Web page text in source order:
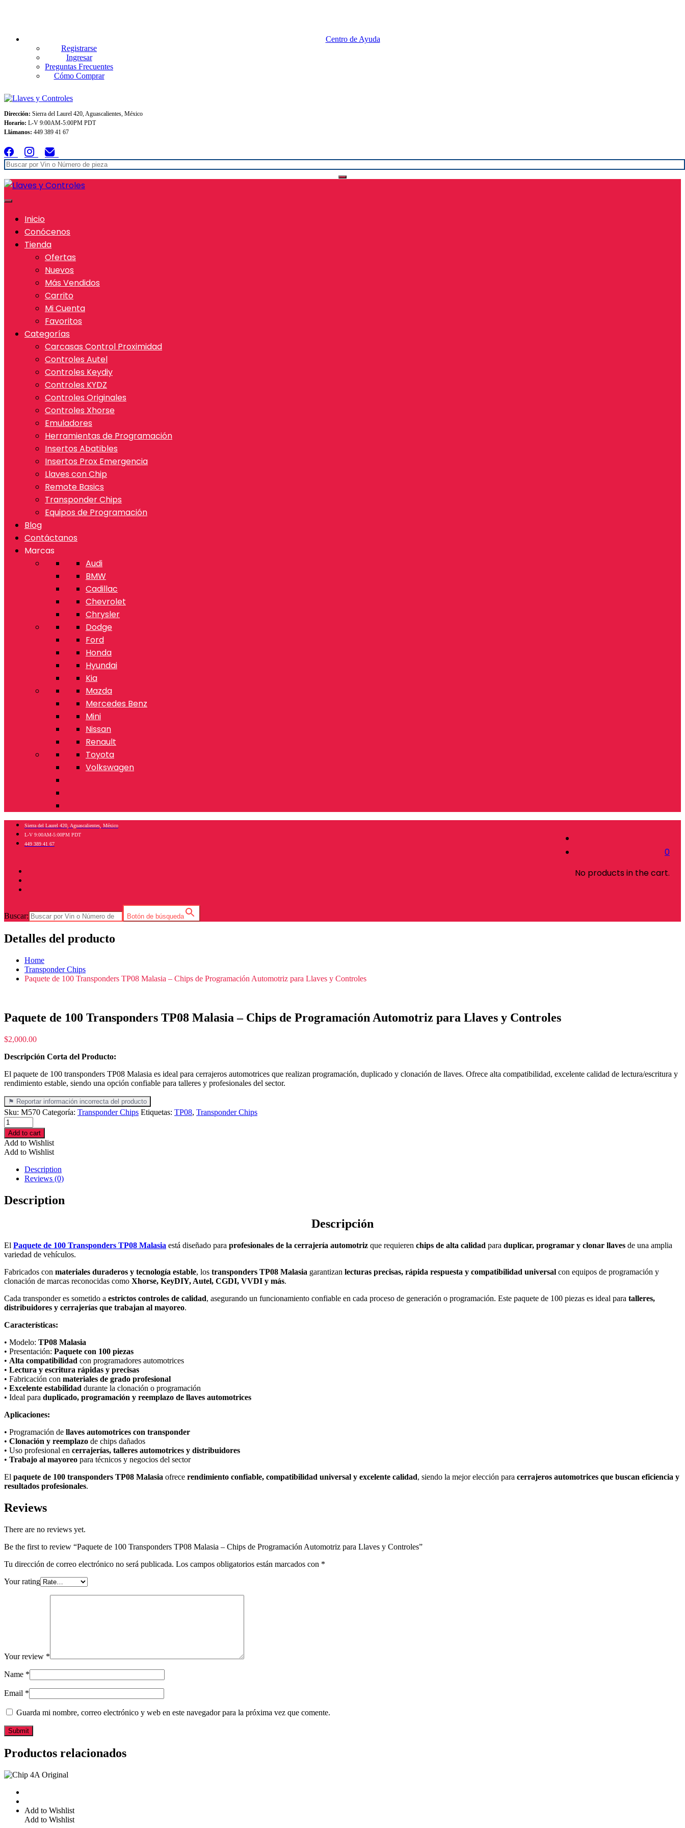
Centro de Ayuda
Registrarse
Ingresar
Preguntas Frecuentes
Cómo Comprar
Dirección: Sierra del Laurel 420, Aguascalientes, México
Horario: L-V 9:00AM-5:00PM PDT
Llámanos: 449 389 41 67
Inicio
Conócenos
Tienda
Ofertas
Nuevos
Más Vendidos
Carrito
Mi Cuenta
Favoritos
Categorías
Carcasas Control Proximidad
Controles Autel
Controles Keydiy
Controles KYDZ
Controles Originales
Controles Xhorse
Emuladores
Herramientas de Programación
Insertos Abatibles
Insertos Prox Emergencia
Llaves con Chip
Remote Basics
Transponder Chips
Equipos de Programación
Blog
Contáctanos
Marcas
Audi
BMW
Cadillac
Chevrolet
Chrysler
Dodge
Ford
Honda
Hyundai
Kia
Mazda
Mercedes Benz
Mini
Nissan
Renault
Toyota
Volkswagen
0
No products in the cart.
Sierra del Laurel 420, Aguascalientes, México
L-V 9:00AM-5:00PM PDT
449 389 41 67
Buscar: Botón de búsqueda
Detalles del producto
Home
Transponder Chips
Paquete de 100 Transponders TP08 Malasia – Chips de Programación Automotriz para Llaves y Controles
Paquete de 100 Transponders TP08 Malasia – Chips de Programación Automotriz para Llaves y Controles
$2,000.00
Descripción Corta del Producto:
El paquete de 100 transponders TP08 Malasia es ideal para cerrajeros automotrices que realizan programación, duplicado y clonación de llaves. Ofrece alta compatibilidad, excelente calidad de lectura/escritura y
rendimiento estable, siendo una opción confiable para talleres y profesionales del sector.
⚑ Reportar información incorrecta del producto
Sku: M570 Categoría: Transponder Chips Etiquetas: TP08, Transponder Chips
Paquete
de
100
Transponders
TP08
Malasia
de
Programación
Controles
cantidad
Add to cart
Add to Wishlist
Add to Wishlist
Description
Reviews (0)
Description
Descripción
El Paquete de 100 Transponders TP08 Malasia está diseñado para profesionales de la cerrajería automotriz que requieren chips de alta calidad para duplicar, programar y clonar llaves de una amplia
variedad de vehículos.
Fabricados con materiales duraderos y tecnología estable, los transponders TP08 Malasia garantizan lecturas precisas, rápida respuesta y compatibilidad universal con equipos de programación y
clonación de marcas reconocidas como Xhorse, KeyDIY, Autel, CGDI, VVDI y más.
Cada transponder es sometido a estrictos controles de calidad, asegurando un funcionamiento confiable en cada proceso de generación o programación. Este paquete de 100 piezas es ideal para talleres,
distribuidores y cerrajerías que trabajan al mayoreo.
Características:
• Modelo: TP08 Malasia
• Presentación: Paquete con 100 piezas
• Alta compatibilidad con programadores automotrices
• Lectura y escritura rápidas y precisas
• Fabricación con materiales de grado profesional
• Excelente estabilidad durante la clonación o programación
• Ideal para duplicado, programación y reemplazo de llaves automotrices
Aplicaciones:
• Programación de llaves automotrices con transponder
• Clonación y reemplazo de chips dañados
• Uso profesional en cerrajerías, talleres automotrices y distribuidores
• Trabajo al mayoreo para técnicos y negocios del sector
El paquete de 100 transponders TP08 Malasia ofrece rendimiento confiable, compatibilidad universal y excelente calidad, siendo la mejor elección para cerrajeros automotrices que buscan eficiencia y
resultados profesionales.
Reviews
There are no reviews yet.
Be the first to review “Paquete de 100 Transponders TP08 Malasia – Chips de Programación Automotriz para Llaves y Controles”
Tu dirección de correo electrónico no será publicada. Los campos obligatorios están marcados con *
Your rating
Your review *
Name *
Email *
Guarda mi nombre, correo electrónico y web en este navegador para la próxima vez que comente.
Productos relacionados
Add to Wishlist
Add to Wishlist